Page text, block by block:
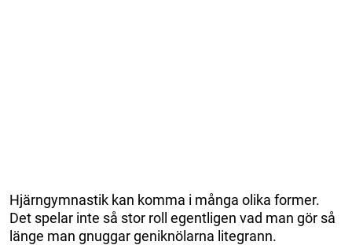
Hjärngymnastik kan komma i många olika former.
Det spelar inte så stor roll egentligen vad man gör så
länge man gnuggar geniknölarna litegrann.